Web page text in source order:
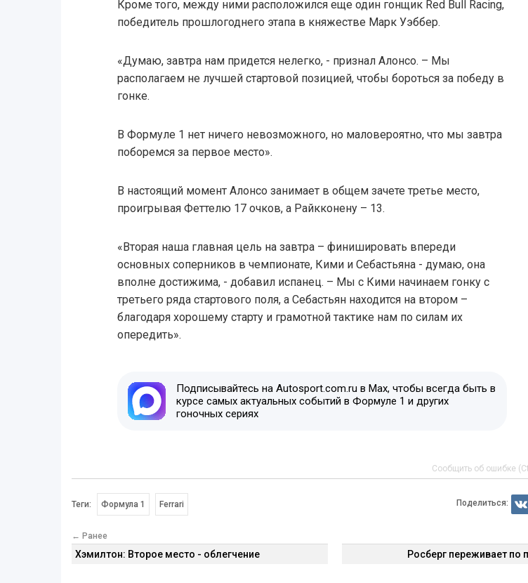
Кроме того, между ними расположился еще один гонщик Red Bull Racing,
победитель прошлогоднего этапа в княжестве Марк Уэббер.
«Думаю, завтра нам придется нелегко, - признал Алонсо. – Мы
располагаем не лучшей стартовой позицией, чтобы бороться за победу в
гонке.
В Формуле 1 нет ничего невозможного, но маловероятно, что мы завтра
поборемся за первое место».
В настоящий момент Алонсо занимает в общем зачете третье место,
проигрывая Феттелю 17 очков, а Райкконену – 13.
«Вторая наша главная цель на завтра – финишировать впереди
основных соперников в чемпионате, Кими и Себастьяна - думаю, она
вполне достижима, - добавил испанец. – Мы с Кими начинаем гонку с
третьего ряда стартового поля, а Себастьян находится на втором –
благодаря хорошему старту и грамотной тактике нам по силам их
опередить».
Подписывайтесь на Autosport.com.ru в Max, чтобы всегда быть в
курсе самых актуальных событий в Формуле 1 и других
гоночных сериях
Сообщить об ошибке
Теги: Формула 1 Ferrari Поделиться:
← Ранее
Хэмилтон: Второе место - облегчение Росберг переживает по